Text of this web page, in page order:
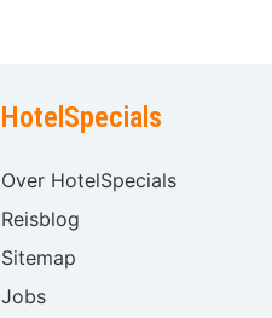
HotelSpecials
Over HotelSpecials
Reisblog
Sitemap
Jobs